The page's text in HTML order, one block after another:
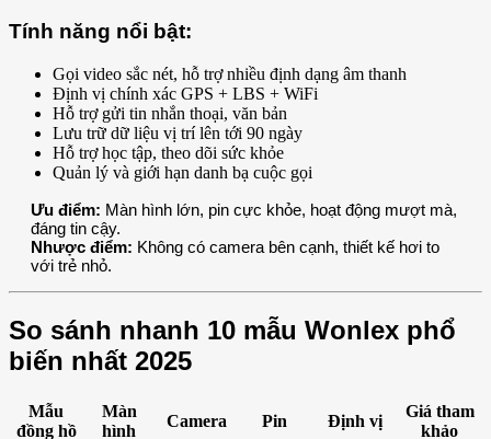
Tính năng nổi bật:
Gọi video sắc nét, hỗ trợ nhiều định dạng âm thanh
Định vị chính xác GPS + LBS + WiFi
Hỗ trợ gửi tin nhắn thoại, văn bản
Lưu trữ dữ liệu vị trí lên tới 90 ngày
Hỗ trợ học tập, theo dõi sức khỏe
Quản lý và giới hạn danh bạ cuộc gọi
Ưu điểm: Màn hình lớn, pin cực khỏe, hoạt động mượt mà,
đáng tin cậy.
Nhược điểm: Không có camera bên cạnh, thiết kế hơi to
với trẻ nhỏ.
So sánh nhanh 10 mẫu Wonlex phổ
biến nhất 2025
Mẫu
đồng hồ
Màn
hình
Camera Pin Định vị
Giá tham
khảo